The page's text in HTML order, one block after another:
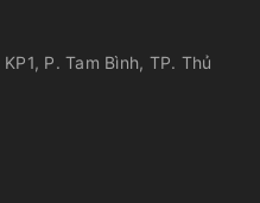
P. Tam Bình, TP. Thủ